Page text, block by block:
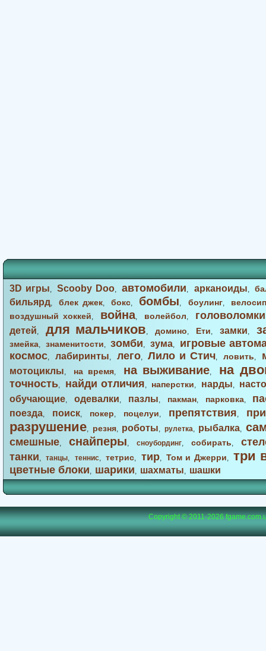
3D игры,Scooby Doo,автомобили, арканоиды,
бильярд,блек джек,бокс, бомбы, боулинг,
воздушный хоккей, война, волейбол, головоломки
детей, для мальчиков, домино, Ети, замки,
змейка, знаменитости,зомби, зума,
игровые
космос, лабиринты, лего,Лило и Стич,ловить,
мотоциклы, на время, на выживание, на
точность, найди отличия, наперстки, нарды,
обучающие, одевалки, пазлы, пакман, парковка,
поезда, поиск, покер, поцелуи, препятствия,
разрушение, резня, роботы, рулетка, рыбалка,
смешные, снайперы, сноубординг, собирать,
танки,танцы, теннис,тетрис, тир,Том и Джерри, три
цветные блоки, шарики, шахматы, шашки
Copyright © 2011-2026